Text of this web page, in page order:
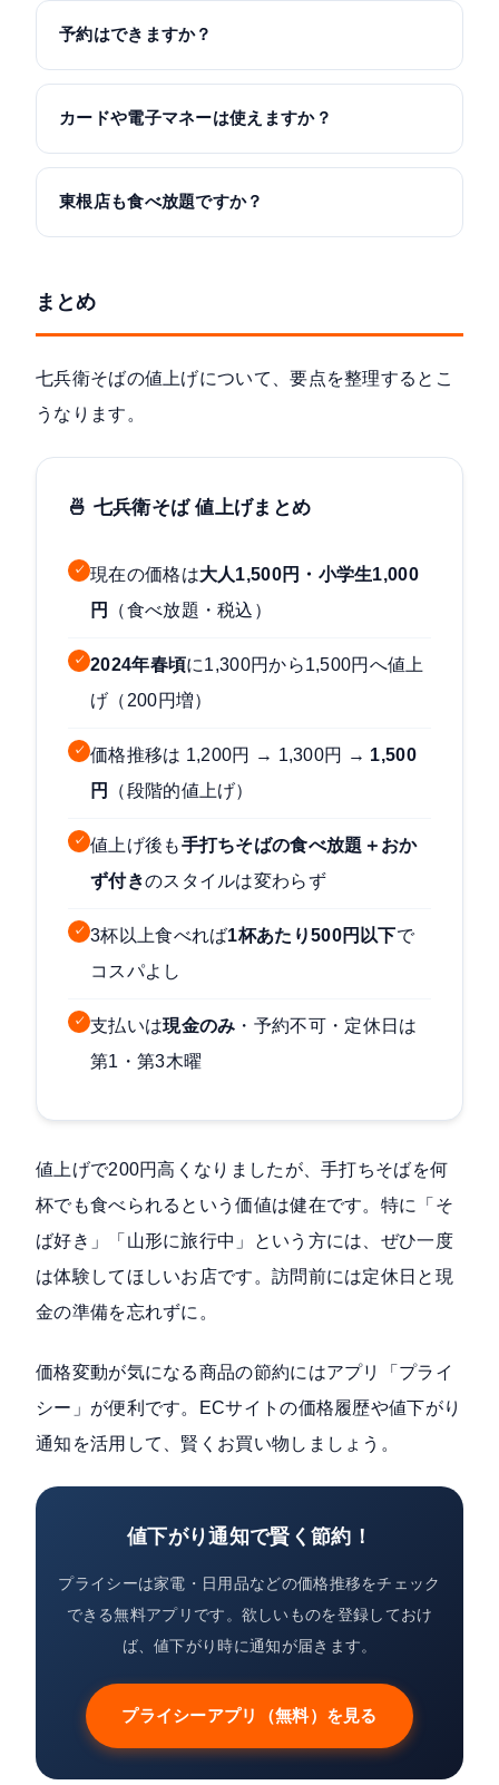
予約はできますか？
カードや電子マネーは使えますか？
東根店も食べ放題ですか？
まとめ
七兵衛そばの値上げについて、要点を整理するとこ
うなります。
🍜 七兵衛そば 値上げまとめ
✓ 現在の価格は大人1,500円・小学生1,000
円
（食べ放題・税込）
✓ 2024年春頃に1,300円から1,500円へ値上
げ（200円増）
✓ 価格推移は 1,200円 → 1,300円 → 1,500
円
（段階的値上げ）
✓ 値上げ後も手打ちそばの食べ放題＋おか
ず付きのスタイルは変わらず
✓ 3杯以上食べれば1杯あたり500円以下 で
コスパよし
✓ 支払いは現金のみ ・予約不可・定休日は
第1・第3木曜
値上げで200円高くなりましたが、手打ちそばを何
杯でも食べられるという価値は健在です。特に「そ
ば好き」「山形に旅行中」という方には、ぜひ一度
は体験してほしいお店です。訪問前には定休日と現
金の準備を忘れずに。
価格変動が気になる商品の節約にはアプリ「 プライ
シー 」が便利です。ECサイトの価格履歴や値下がり
通知を活用して、賢くお買い物しましょう。
値下がり通知で賢く節約！
プライシーは家電・日用品などの価格推移をチェック
できる無料アプリです。欲しいものを登録しておけ
ば、値下がり時に通知が届きます。
プライシーアプリ（無料）を見る